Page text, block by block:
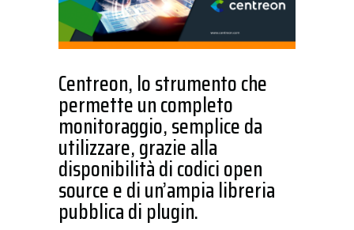
Centreon, lo strumento che
permette un completo
monitoraggio, semplice da
utilizzare, grazie alla
disponibilità di codici open
source e di un’ampia libreria
pubblica di plugin.